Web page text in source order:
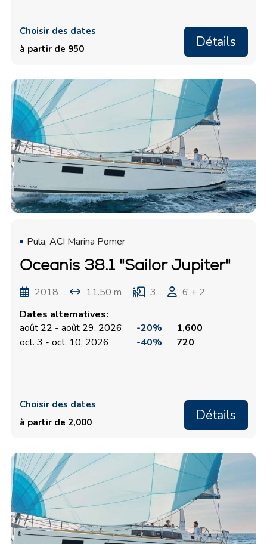
Choisir des dates
à partir de 950
Détails
Pula, ACI Marina Pomer
Oceanis 38.1 "Sailor Jupiter"
2018 11.50 m 3
6 + 2
Dates alternatives:
août 22 - août 29, 2026
-20%
1,600
oct. 3 - oct. 10, 2026
-40% 720
Choisir des dates
à partir de 2,000
Détails